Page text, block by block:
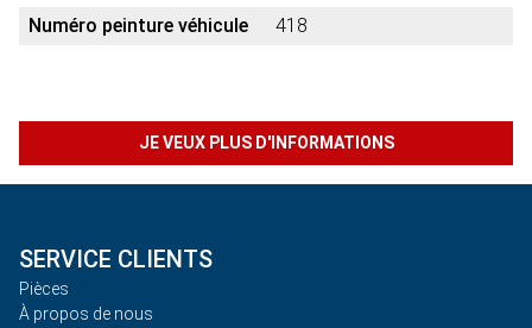
Numéro peinture véhicule
418
JE VEUX PLUS D'INFORMATIONS
SERVICE CLIENTS
Pièces
À propos de nous